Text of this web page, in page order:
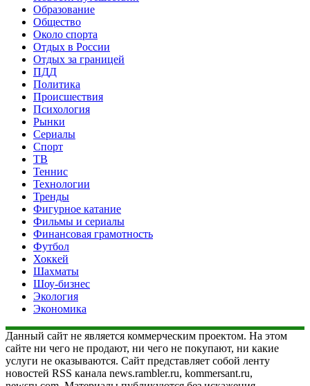
Образование
Общество
Около спорта
Отдых в России
Отдых за границей
ПДД
Политика
Происшествия
Психология
Рынки
Сериалы
Спорт
ТВ
Теннис
Технологии
Тренды
Фигурное катание
Фильмы и сериалы
Финансовая грамотность
Футбол
Хоккей
Шахматы
Шоу-бизнес
Экология
Экономика
Данный сайт не является коммерческим проектом. На этом
сайте ни чего не продают, ни чего не покупают, ни какие
услуги не оказываются. Сайт представляет собой ленту
новостей RSS канала news.rambler.ru, kommersant.ru,